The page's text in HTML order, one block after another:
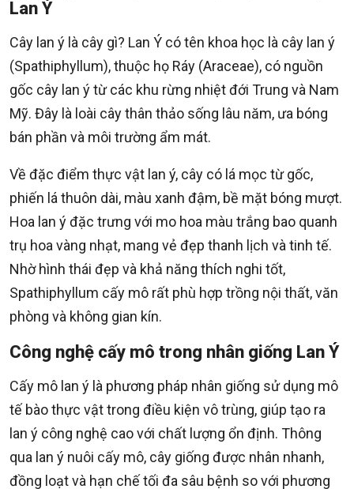
Lan Ý
Cây lan ý là cây gì? Lan Ý có tên khoa học là cây lan ý
(Spathiphyllum), thuộc họ Ráy (Araceae), có nguồn
gốc cây lan ý từ các khu rừng nhiệt đới Trung và Nam
Mỹ. Đây là loài cây thân thảo sống lâu năm, ưa bóng
bán phần và môi trường ẩm mát.
Về đặc điểm thực vật lan ý, cây có lá mọc từ gốc,
phiến lá thuôn dài, màu xanh đậm, bề mặt bóng mượt.
Hoa lan ý đặc trưng với mo hoa màu trắng bao quanh
trụ hoa vàng nhạt, mang vẻ đẹp thanh lịch và tinh tế.
Nhờ hình thái đẹp và khả năng thích nghi tốt,
Spathiphyllum cấy mô rất phù hợp trồng nội thất, văn
phòng và không gian kín.
Công nghệ cấy mô trong nhân giống Lan Ý
Cấy mô lan ý là phương pháp nhân giống sử dụng mô
tế bào thực vật trong điều kiện vô trùng, giúp tạo ra
lan ý công nghệ cao với chất lượng ổn định. Thông
qua lan ý nuôi cấy mô, cây giống được nhân nhanh,
đồng loạt và hạn chế tối đa sâu bệnh so với phương